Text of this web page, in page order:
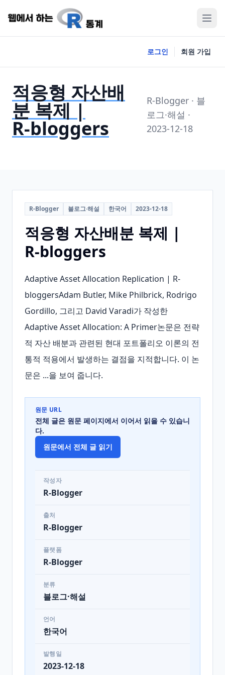
로그인 회원 가입
적응형 자산배
분 복제 |
R‑bloggers
R-Blogger · 블
로그·해설 ·
2023-12-18
R-Blogger 블로그·해설 한국어 2023-12-18
적응형 자산배분 복제 |
R‑bloggers
Adaptive Asset Allocation Replication | R-
bloggersAdam Butler, Mike Philbrick, Rodrigo
Gordillo, 그리고 David Varadi가 작성한
Adaptive Asset Allocation: A Primer논문은 전략
적 자산 배분과 관련된 현대 포트폴리오 이론의 전
통적 적용에서 발생하는 결점을 지적합니다. 이 논
문은 ...을 보여 줍니다.
원문 URL
전체 글은 원문 페이지에서 이어서 읽을 수 있습니
다.
원문에서 전체 글 읽기
작성자
R-Blogger
출처
R-Blogger
플랫폼
R-Blogger
분류
블로그·해설
언어
한국어
발행일
2023-12-18